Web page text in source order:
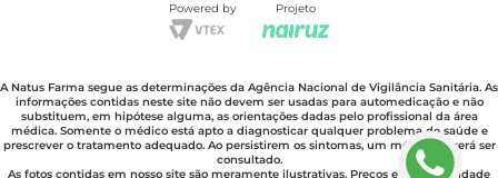
Powered by Projeto
A Natus Farma segue as determinações da Agência Nacional de Vigilância Sanitária. As
informações contidas neste site não devem ser usadas para automedicação e não
substituem, em hipótese alguma, as orientações dadas pelo profissional da área
médica. Somente o médico está apto a diagnosticar qualquer problema de saúde e
prescrever o tratamento adequado. Ao persistirem os sintomas, um médico deverá ser
consultado.
As fotos contidas em nosso site são meramente ilustrativas. Preços e disponibilidade